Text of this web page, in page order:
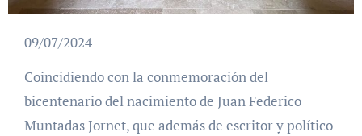
09/07/2024
Coincidiendo con la conmemoración del
bicentenario del nacimiento de Juan Federico
Muntadas Jornet, que además de escritor y político